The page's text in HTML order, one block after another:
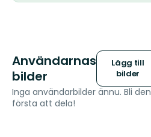
Användarnas
bilder
Lägg till
bilder
Inga användarbilder ännu. Bli den
första att dela!